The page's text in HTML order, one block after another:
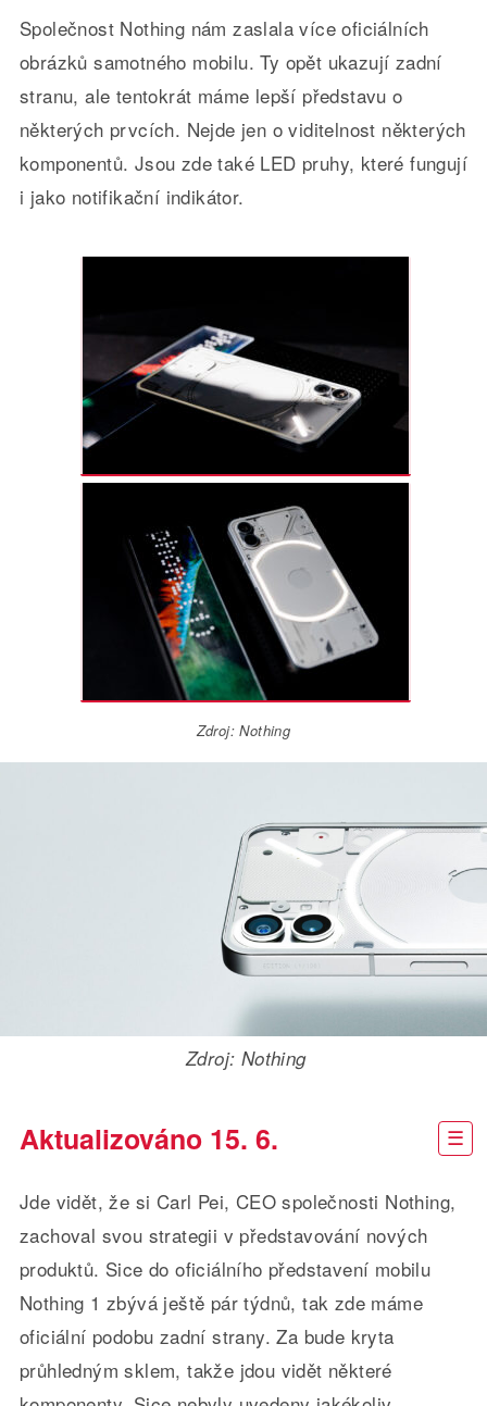
Společnost Nothing nám zaslala více oficiálních
obrázků samotného mobilu. Ty opět ukazují zadní
stranu, ale tentokrát máme lepší představu o
některých prvcích. Nejde jen o viditelnost některých
komponentů. Jsou zde také LED pruhy, které fungují
i jako notifikační indikátor.
Zdroj: Nothing
Zdroj: Nothing
Aktualizováno 15. 6.
Jde vidět, že si Carl Pei, CEO společnosti Nothing,
zachoval svou strategii v představování nových
produktů. Sice do oficiálního představení mobilu
Nothing 1 zbývá ještě pár týdnů, tak zde máme
oficiální podobu zadní strany. Za bude kryta
průhledným sklem, takže jdou vidět některé